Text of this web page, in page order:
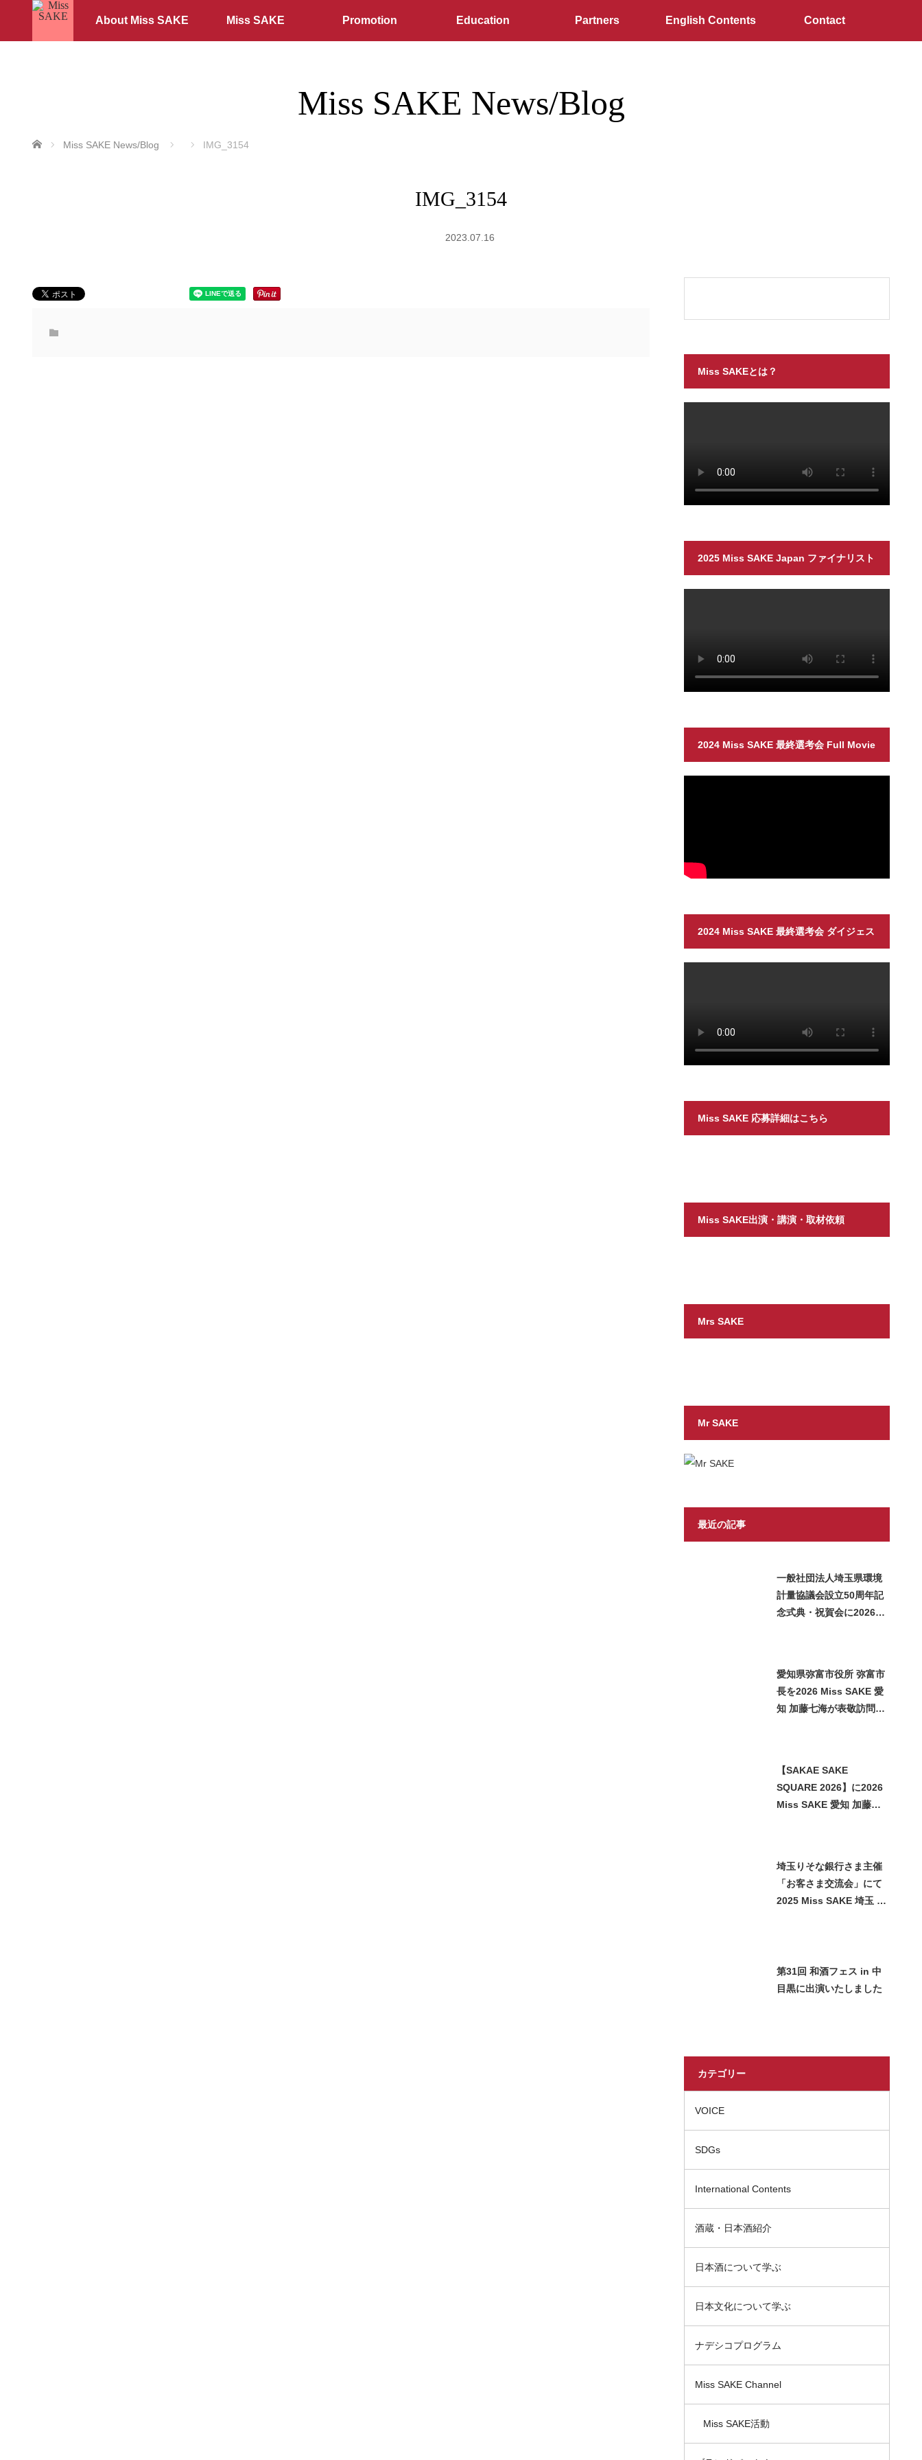
About Miss SAKE Miss SAKE Promotion Education Partners English Contents Contact
Miss SAKE News/Blog
ホーム Miss SAKE News/Blog IMG_3154
IMG_3154
2023.07.16
Miss SAKEとは？
2025 Miss SAKE Japan ファイナリスト
2024 Miss SAKE 最終選考会 Full Movie
2024 Miss SAKE 最終選考会 ダイジェス
ト
Miss SAKE 応募詳細はこちら
Miss SAKE出演・講演・取材依頼
Mrs SAKE
Mr SAKE
最近の記事
一般社団法人埼玉県環境
計量協議会設立50周年記
念式典・祝賀会に2026
愛知県弥富市役所 弥富市
長を2026 Miss SAKE 愛
知 加藤七海が表敬訪問い
【SAKAE SAKE
SQUARE 2026】に2026
Miss SAKE 愛知 加藤七
埼玉りそな銀行さま主催
「お客さま交流会」にて
2025 Miss SAKE 埼玉 石
第31回 和酒フェス in 中
目黒に出演いたしました
カテゴリー
VOICE
SDGs
International Contents
酒蔵・日本酒紹介
日本酒について学ぶ
日本文化について学ぶ
ナデシコプログラム
Miss SAKE Channel
Miss SAKE活動